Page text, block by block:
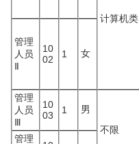
计算机类
管理
人员
Ⅱ
10
02
1 女
管理
人员
Ⅲ
10
03
1
男
不限
管理